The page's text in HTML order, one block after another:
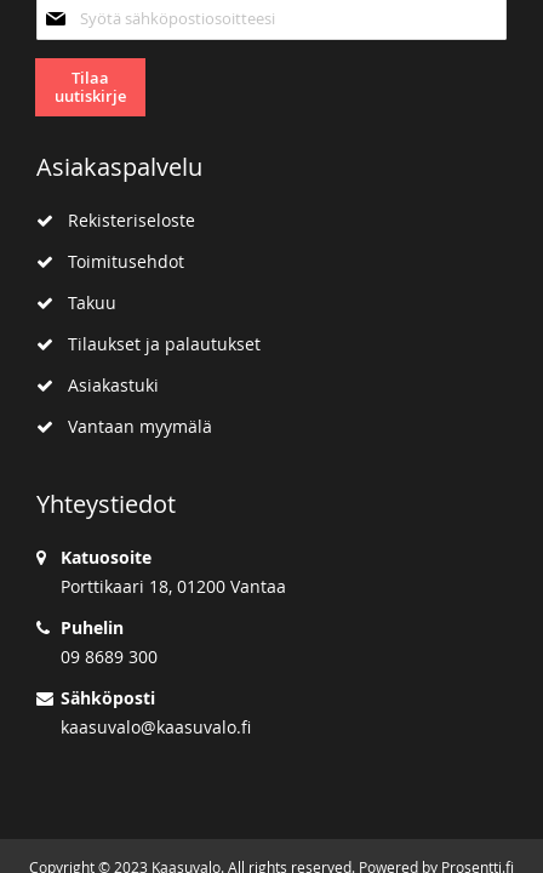
uutiskirjeemme:
Tilaa
uutiskirje
Asiakaspalvelu
Rekisteriseloste
Toimitusehdot
Takuu
Tilaukset ja palautukset
Asiakastuki
Vantaan myymälä
Yhteystiedot
Katuosoite
Porttikaari 18, 01200 Vantaa
Puhelin
09 8689 300
Sähköposti
kaasuvalo@kaasuvalo.fi
Copyright © 2023 Kaasuvalo. All rights reserved. Powered by Prosentti.fi